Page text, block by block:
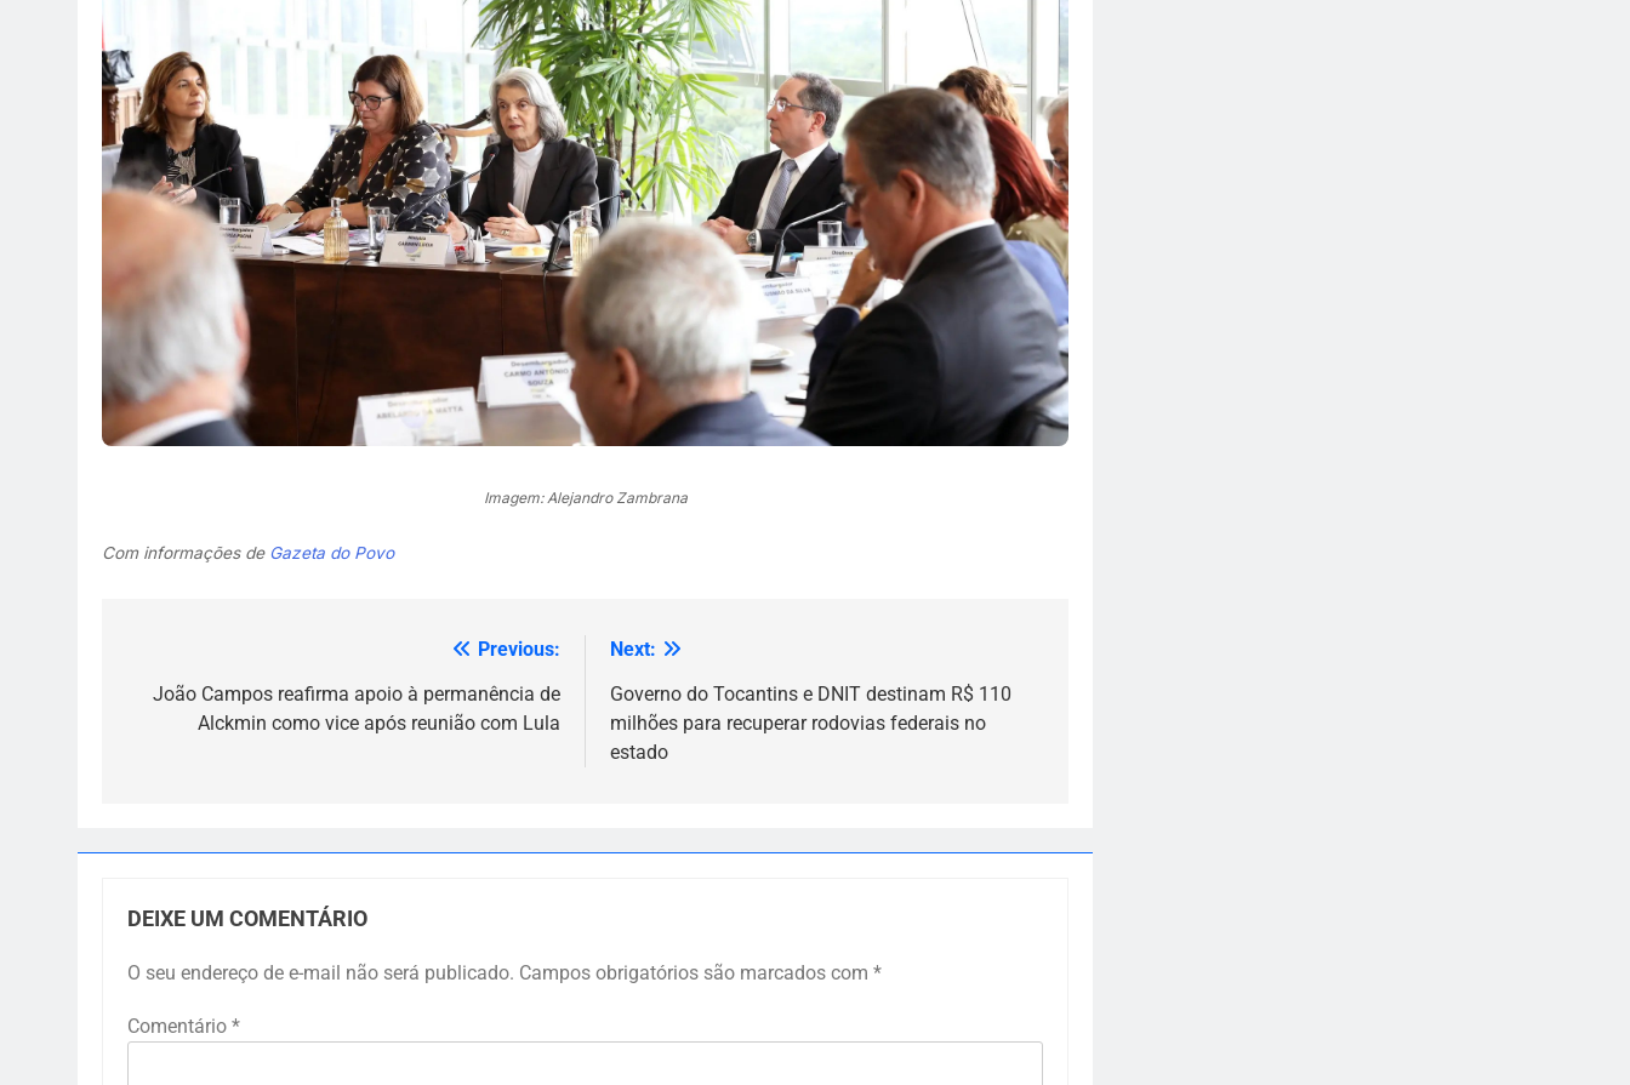
Imagem: Alejandro Zambrana
Com informações de Gazeta do Povo
de
Previous:
João Campos reafirma apoio à permanência de
Alckmin como vice após reunião com Lula
Next:
Governo do Tocantins e DNIT destinam R$ 110
milhões para recuperar rodovias federais no
estado
DEIXE UM COMENTÁRIO
O seu endereço de e-mail não será publicado. Campos obrigatórios são marcados com *
Comentário *